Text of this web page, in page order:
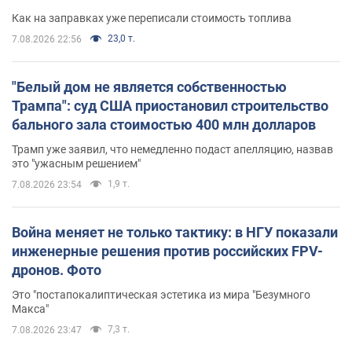
Как на заправках уже переписали стоимость топлива
7.08.2026 22:56 23,0 т.
"Белый дом не является собственностью
Трампа": суд США приостановил строительство
бального зала стоимостью 400 млн долларов
Трамп уже заявил, что немедленно подаст апелляцию, назвав
это "ужасным решением"
7.08.2026 23:54 1,9 т.
Война меняет не только тактику: в НГУ показали
инженерные решения против российских FPV-
дронов. Фото
Это "постапокалиптическая эстетика из мира "Безумного
Макса"
7.08.2026 23:47 7,3 т.